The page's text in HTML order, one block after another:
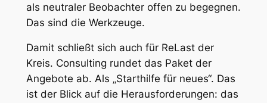
als neutraler Beobachter offen zu begegnen.
Das sind die Werkzeuge.
Damit schließt sich auch für ReLast der
Kreis. Consulting rundet das Paket der
Angebote ab. Als „Starthilfe für neues“. Das
ist der Blick auf die Herausforderungen: das